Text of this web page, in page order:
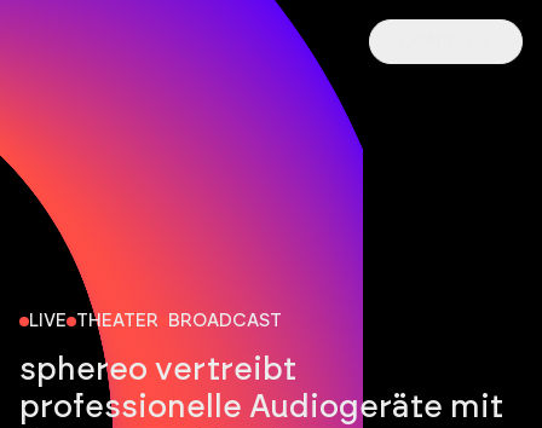
LIVE THEATER BROADCAST
sphereo vertreibt
professionelle Audiogeräte mit